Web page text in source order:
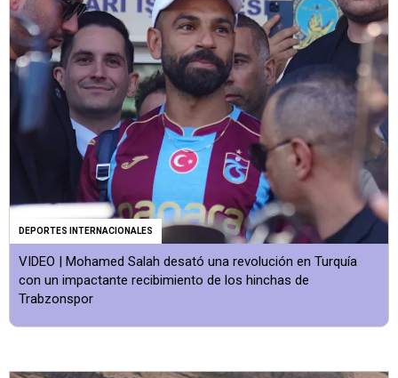
DEPORTES INTERNACIONALES
VIDEO | Mohamed Salah desató una revolución en Turquía
con un impactante recibimiento de los hinchas de
Trabzonspor